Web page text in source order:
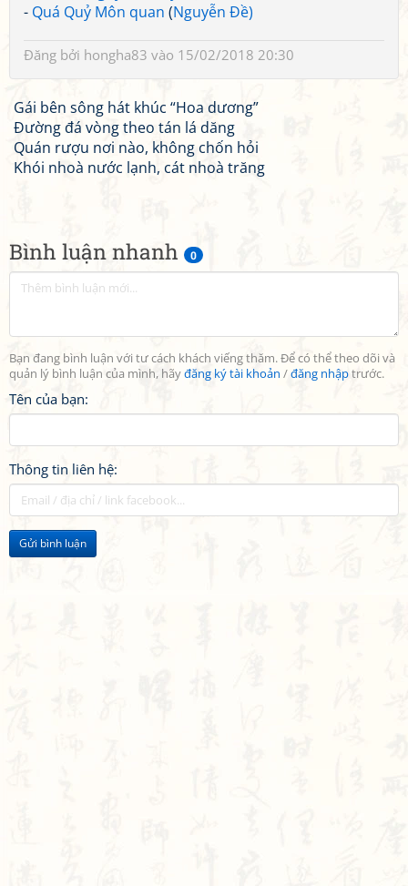
Bình luận nhanh 0
Bạn đang bình luận với tư cách khách viếng thăm. Để có thể theo dõi và
quản lý bình luận của mình, hãyđăng ký tài khoản /đăng nhậptrước.
Tên của bạn:
Thông tin liên hệ:
Gửi bình luận
- Quá Quỷ Môn quan (Nguyễn Đề)
Đăng bởi hongha83 vào 15/02/2018 20:30
Gái bên sông hát khúc “Hoa dương”
Đường đá vòng theo tán lá dăng
Quán rượu nơi nào, không chốn hỏi
Khói nhoà nước lạnh, cát nhoà trăng